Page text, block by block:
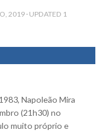
2019 · UPDATED 1
Napoleão Mira
(21h30) no
muito próprio e